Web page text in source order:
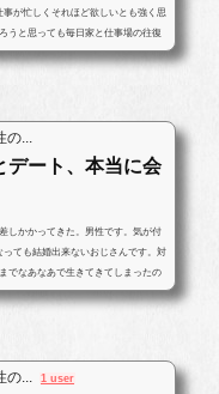
が忙しくそれほど欲しいとも強く思
うと思っても毎日家と仕事場の往復
の...
デート、本当に会
しかかってきた。男性です。気が付
ても結婚出来ないおじさんです。対
でなあなあで生きてきてしまったの
... 1 user